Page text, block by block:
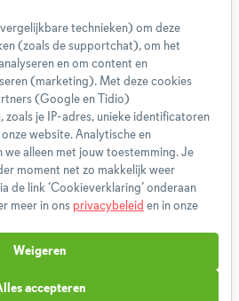
Over ons
Team
App
Blog
Disclaimer
Privacybeleid
technieken) om deze
(zoals de supportchat), om het
en om content en
(marketing). Met deze cookies
(Google en Tidio)
zoals je IP-adres, unieke identificatoren
website. Analytische en
alleen met jouw toestemming. Je
moment net zo makkelijk weer
de link ‘Cookieverklaring’ onderaan
meer in ons privacybeleid en in onze
Weigeren
accepteren